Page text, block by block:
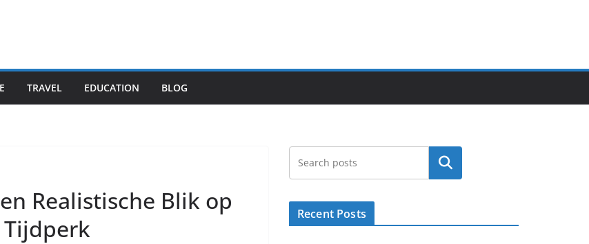
TRAVEL EDUCATION BLOG
Realistische Blik op
Search
Recent Posts